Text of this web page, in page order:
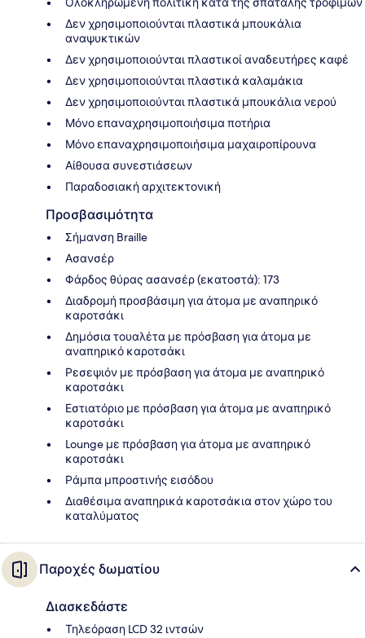
Δεν χρησιμοποιούνται πλαστικά μπουκάλια
αναψυκτικών
Δεν χρησιμοποιούνται πλαστικοί αναδευτήρες καφέ
Δεν χρησιμοποιούνται πλαστικά καλαμάκια
Δεν χρησιμοποιούνται πλαστικά μπουκάλια νερού
Μόνο επαναχρησιμοποιήσιμα ποτήρια
Μόνο επαναχρησιμοποιήσιμα μαχαιροπίρουνα
Αίθουσα συνεστιάσεων
Παραδοσιακή αρχιτεκτονική
Προσβασιμότητα
Σήμανση Braille
Ασανσέρ
Φάρδος θύρας ασανσέρ (εκατοστά): 173
Διαδρομή προσβάσιμη για άτομα με αναπηρικό
καροτσάκι
Δημόσια τουαλέτα με πρόσβαση για άτομα με
αναπηρικό καροτσάκι
Ρεσεψιόν με πρόσβαση για άτομα με αναπηρικό
καροτσάκι
Εστιατόριο με πρόσβαση για άτομα με αναπηρικό
καροτσάκι
Lounge με πρόσβαση για άτομα με αναπηρικό
καροτσάκι
Ράμπα μπροστινής εισόδου
Διαθέσιμα αναπηρικά καροτσάκια στον χώρο του
καταλύματος
Παροχές δωματίου
Διασκεδάστε
Τηλεόραση LCD 32 ιντσών